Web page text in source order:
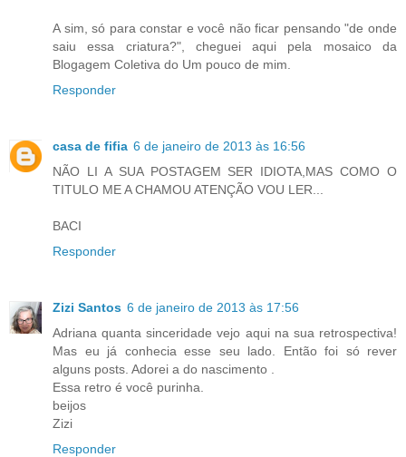
A sim, só para constar e você não ficar pensando "de onde
saiu essa criatura?", cheguei aqui pela mosaico da
Blogagem Coletiva do Um pouco de mim.
Responder
casa de fifia 6 de janeiro de 2013 às 16:56
NÃO LI A SUA POSTAGEM SER IDIOTA,MAS COMO O
TITULO ME A CHAMOU ATENÇÃO VOU LER...
BACI
Responder
Zizi Santos 6 de janeiro de 2013 às 17:56
Adriana quanta sinceridade vejo aqui na sua retrospectiva!
Mas eu já conhecia esse seu lado. Então foi só rever
alguns posts. Adorei a do nascimento .
Essa retro é você purinha.
beijos
Zizi
Responder